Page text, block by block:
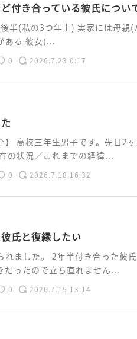
付き合っている彼氏につい
半(私の3つ年上) 実家には母親(
ある 彼女(...
0 2026.7.23 0:17
】 高校三年生男子です。先日2
の状況／これまでの経緯...
0 2026.7.18 16:32
氏と復縁したい
れました。 2年半付き合った彼
だったので立ち直れません...
0 2026.7.15 13:14